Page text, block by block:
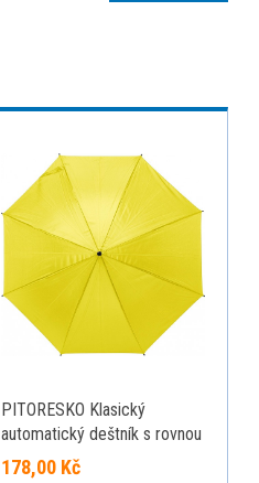
PITORESKO Klasický
automatický deštník s rovnou
rukojetí, pr. 105cm, žlutý
178,00 Kč